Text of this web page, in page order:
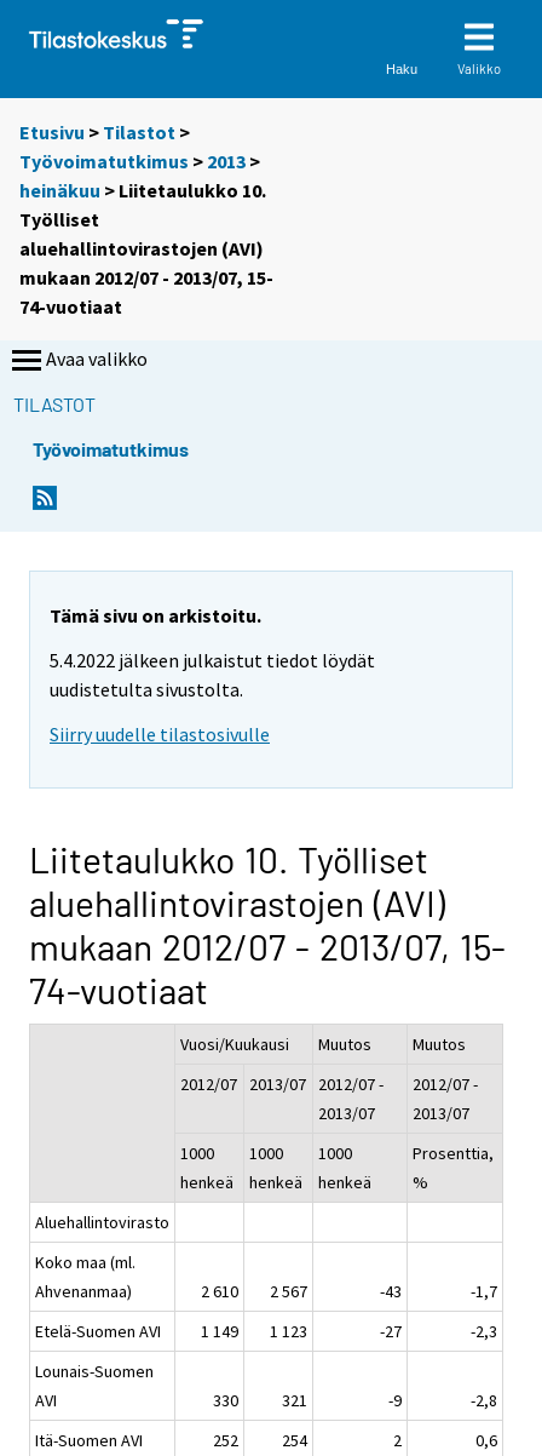
Haku Valikko
Etusivu > Tilastot >
Työvoimatutkimus > 2013 >
heinäkuu > Liitetaulukko 10.
Työlliset
aluehallintovirastojen (AVI)
mukaan 2012/07 - 2013/07, 15-
74-vuotiaat
Avaa valikko
TILASTOT
Työvoimatutkimus
Tämä sivu on arkistoitu.
5.4.2022 jälkeen julkaistut tiedot löydät
uudistetulta sivustolta.
Siirry uudelle tilastosivulle
Liitetaulukko 10. Työlliset
aluehallintovirastojen (AVI)
mukaan 2012/07 - 2013/07, 15-
74-vuotiaat
Vuosi/Kuukausi Muutos
Muutos
2012/07
2013/07
2012/07 -
2013/07
2012/07 -
2013/07
1000
henkeä
1000
henkeä
1000
henkeä
Prosenttia,
%
Aluehallintovirasto
Koko maa (ml.
Ahvenanmaa)
2 610 2 567 -43
-1,7
Etelä-Suomen AVI
1 149 1 123 -27
-2,3
Lounais-Suomen
AVI
330 321 -9
-2,8
Itä-Suomen AVI
252 254 2
0,6